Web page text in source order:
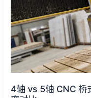
4轴 vs 5轴 CNC 桥
切
割
机：
石
材
加
投